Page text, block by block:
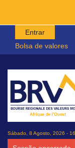
Passar para o
Entrar
Bolsa de valores
Sábado, 8 Agosto, 2026 -